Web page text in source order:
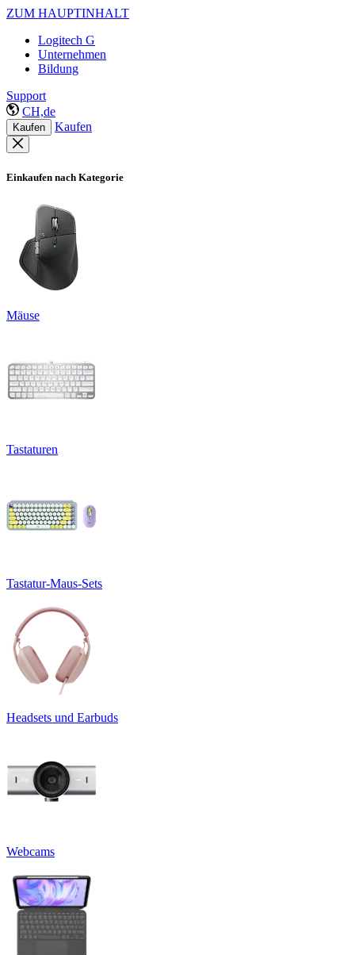
ZUM HAUPTINHALT
Logitech G
Unternehmen
Bildung
Support
CH,de
Kaufen Kaufen
Einkaufen nach Kategorie
Mäuse
Tastaturen
Tastatur-Maus-Sets
Headsets und Earbuds
Webcams